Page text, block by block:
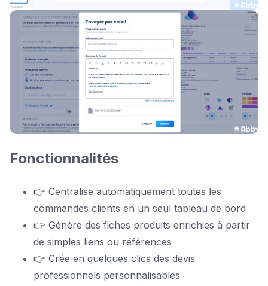
Fonctionnalités
👉 Centralise automatiquement toutes les
commandes clients en un seul tableau de bord
👉 Génère des fiches produits enrichies à partir
de simples liens ou références
👉 Crée en quelques clics des devis
professionnels personnalisables